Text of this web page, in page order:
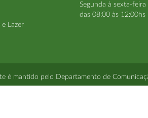
Lazer
Segunda à sexta-feira
das 08:00 às 12:00hs
é mantido pelo Departamento de